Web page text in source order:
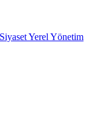
Yerel Yönetim